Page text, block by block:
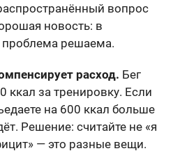
вопрос
новость: в
проблема решаема.
расход. Бег
ккал за тренировку. Если
на 600 ккал больше
Решение: считайте не «я
— это разные вещи.